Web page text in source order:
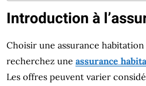
Introduction à
Choisir une assurance
recherchez une assurance
Les offres peuvent varier